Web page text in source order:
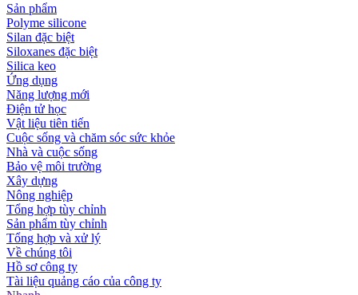
Sản phẩm
Polyme silicone
Silan đặc biệt
Siloxanes đặc biệt
Silica keo
Ứng dụng
Năng lượng mới
Điện tử học
Vật liệu tiên tiến
Cuộc sống và chăm sóc sức khỏe
Nhà và cuộc sống
Bảo vệ môi trường
Xây dựng
Nông nghiệp
Tổng hợp tùy chỉnh
Sản phẩm tùy chỉnh
Tổng hợp và xử lý
Về chúng tôi
Hồ sơ công ty
Tài liệu quảng cáo của công ty